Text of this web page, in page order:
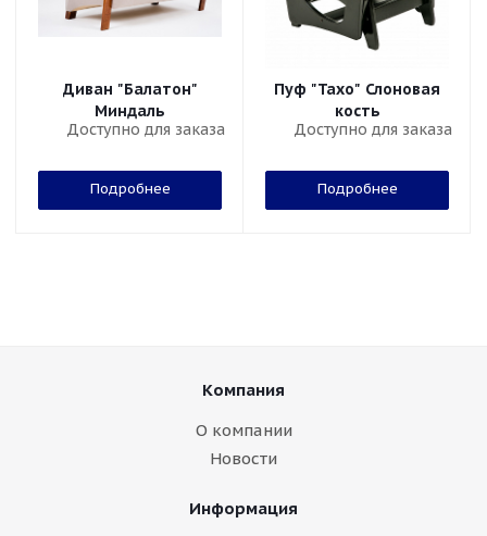
Диван "Балатон"
Миндаль
Доступно для заказа
Подробнее
Пуф "Тахо" Слоновая
кость
Доступно для заказа
Подробнее
Компания
О компании
Новости
Информация